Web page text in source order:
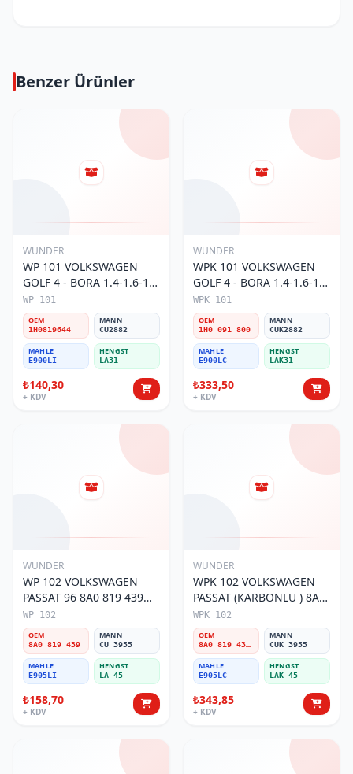
Benzer Ürünler
WUNDER
WP 101 VOLKSWAGEN
GOLF 4 - BORA 1.4-1.6-1.8
POLO III 1H0 819 644
Polen Filtresi
WP 101
OEM
1H0819644
MANN
CU2882
MAHLE
E900LI
HENGST
LA31
₺140,30
+ KDV
WUNDER
WPK 101 VOLKSWAGEN
GOLF 4 - BORA 1.4-1.6-1.8
POLO III KARBONLU 1H0
091 800 Polen Filtresi
WPK 101
OEM
1H0 091 800
MANN
CUK2882
MAHLE
E900LC
HENGST
LAK31
₺333,50
+ KDV
WUNDER
WP 102 VOLKSWAGEN
PASSAT 96 8A0 819 439
Polen Filtresi
WP 102
OEM
8A0 819 439
MANN
CU 3955
MAHLE
E905LI
HENGST
LA 45
₺158,70
+ KDV
WUNDER
WPK 102 VOLKSWAGEN
PASSAT (KARBONLU ) 8A0
819 439B Polen Filtresi
WPK 102
OEM
8A0 819 439B
MANN
CUK 3955
MAHLE
E905LC
HENGST
LAK 45
₺343,85
+ KDV